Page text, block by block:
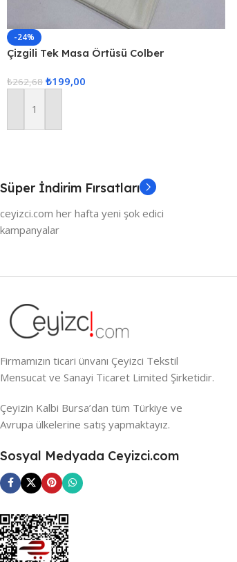
-24%
Çizgili Tek Masa Örtüsü Colber
₺262,68 ₺199,00
Sepete Ekle
Süper İndirim Fırsatları
ceyizci.com her hafta yeni şok edici
kampanyalar
Firmamızın ticari ünvanı Çeyizci Tekstil
Mensucat ve Sanayi Ticaret Limited Şirketidir.
Çeyizin Kalbi Bursa’dan tüm Türkiye ve
Avrupa ülkelerine satış yapmaktayız.
Sosyal Medyada Ceyizci.com